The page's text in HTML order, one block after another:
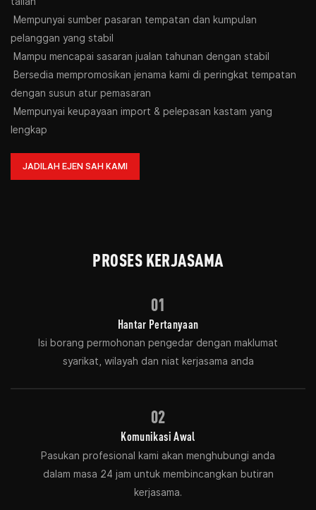
Mempunyai sumber pasaran tempatan dan kumpulan
pelanggan yang stabil
Mampu mencapai sasaran jualan tahunan dengan stabil
Bersedia mempromosikan jenama kami di peringkat tempatan
dengan susun atur pemasaran
Mempunyai keupayaan import & pelepasan kastam yang
lengkap
JADILAH EJEN SAH KAMI
PROSES KERJASAMA
01
Hantar Pertanyaan
Isi borang permohonan pengedar dengan maklumat
syarikat, wilayah dan niat kerjasama anda
02
Komunikasi Awal
Pasukan profesional kami akan menghubungi anda
dalam masa 24 jam untuk membincangkan butiran
kerjasama.